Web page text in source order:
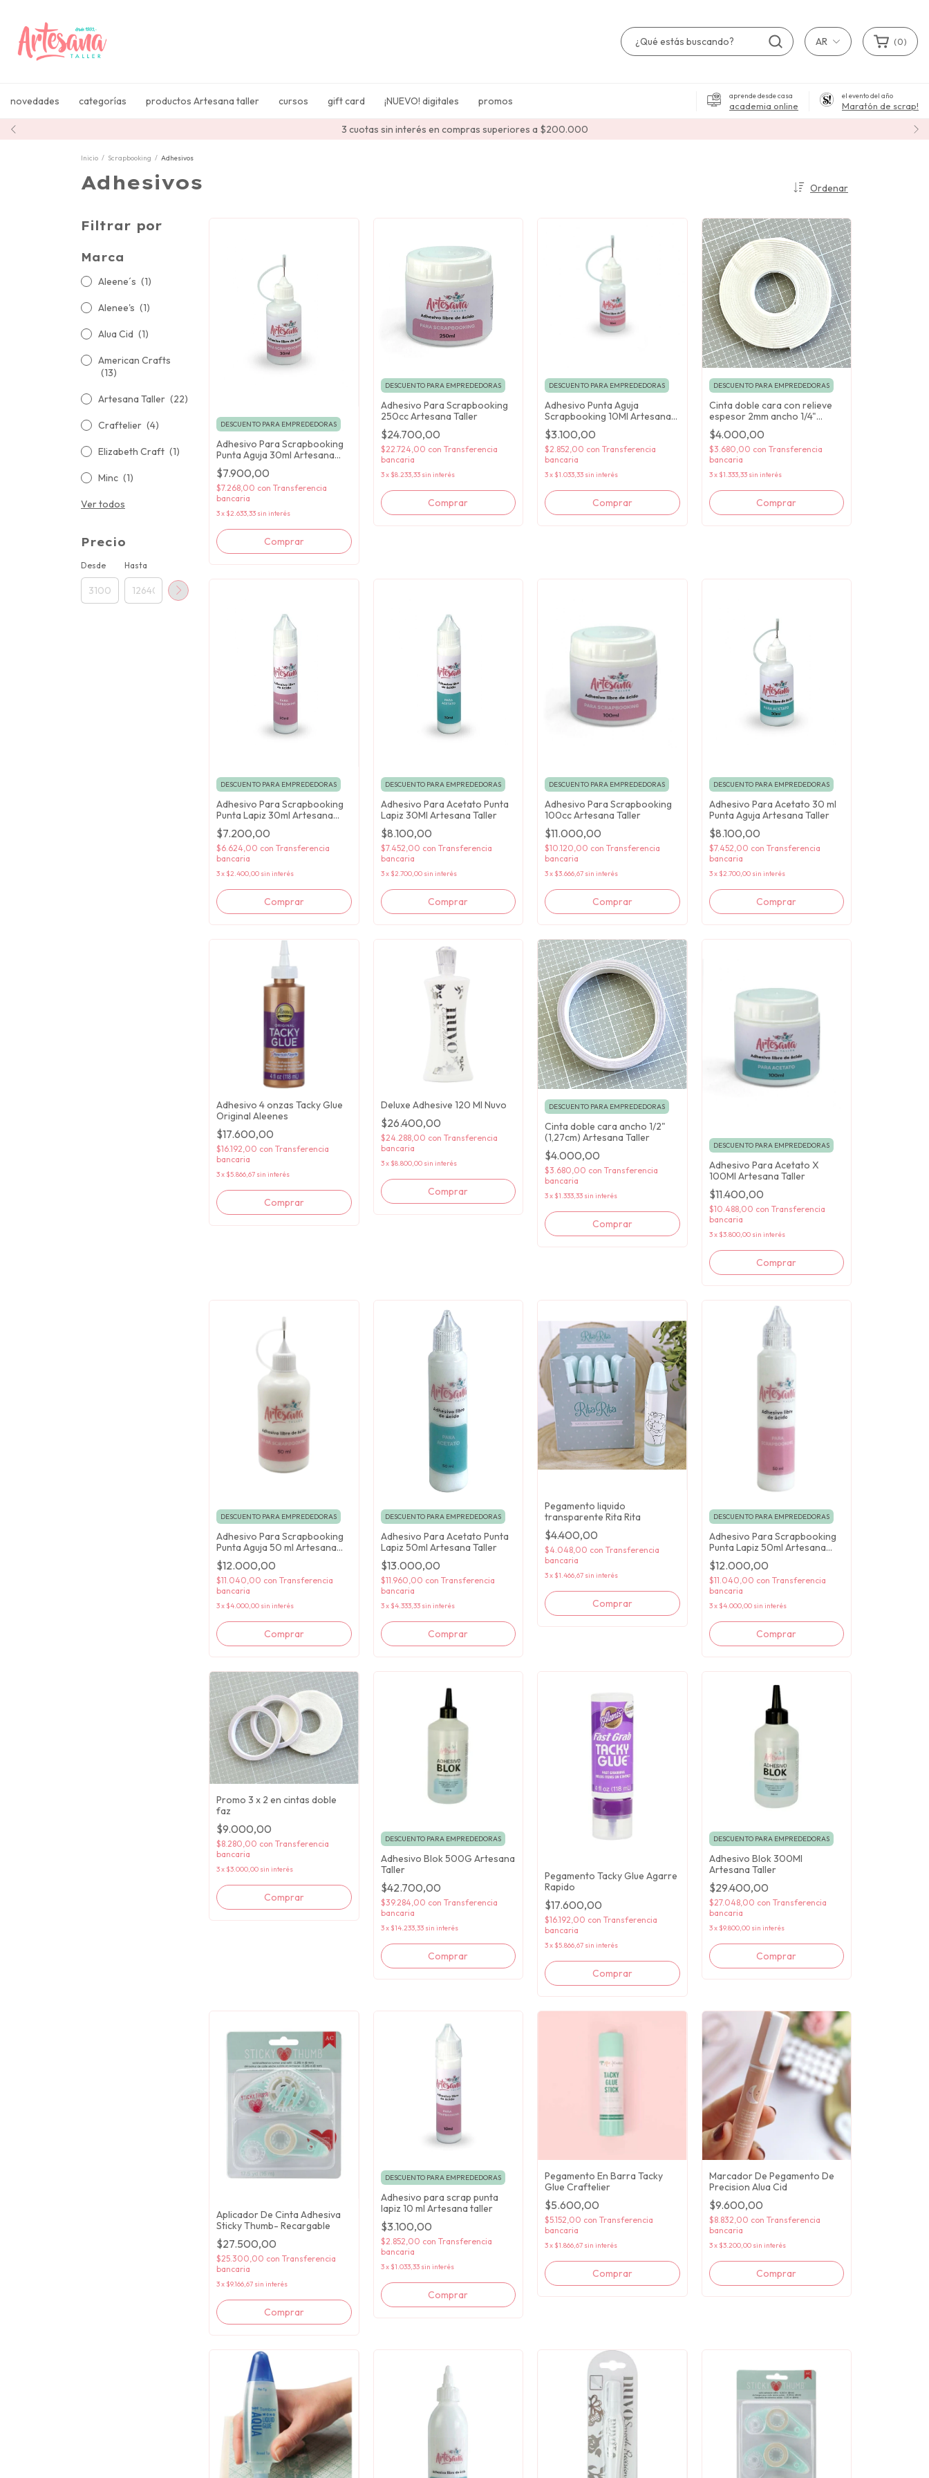
3 cuotas sin interés en compras superiores a $200.000
AR (0)
novedades categorías productos Artesana taller cursos gift card ¡NUEVO! digitales promos aprende desde casa
academia online
el evento del año
Maratón de scrap!
Inicio / Scrapbooking / Adhesivos
Adhesivos Ordenar
Filtrar por
Marca
Aleene´s (1)
Alenee's (1)
Alua Cid (1)
American Crafts
(13)
Artesana Taller (22)
Craftelier (4)
Elizabeth Craft (1)
Minc (1)
Ver todos
Precio
Desde Hasta
DESCUENTO PARA EMPREDEDORAS
Adhesivo Para Scrapbooking
Punta Aguja 30ml Artesana
Taller
$7.900,00
$7.268,00 con Transferencia
bancaria
3x $2.633,33 sin interés
DESCUENTO PARA EMPREDEDORAS
Adhesivo Para Scrapbooking
250cc Artesana Taller
$24.700,00
$22.724,00 con Transferencia
bancaria
3x $8.233,33 sin interés
DESCUENTO PARA EMPREDEDORAS
Adhesivo Punta Aguja
Scrapbooking 10Ml Artesana
Taller
$3.100,00
$2.852,00 con Transferencia
bancaria
3x $1.033,33 sin interés
DESCUENTO PARA EMPREDEDORAS
Cinta doble cara con relieve
espesor 2mm ancho 1/4"
(6,3mm) Artesana Taller
$4.000,00
$3.680,00 con Transferencia
bancaria
3x $1.333,33 sin interés
DESCUENTO PARA EMPREDEDORAS
Adhesivo Para Scrapbooking
Punta Lapiz 30ml Artesana
Taller
$7.200,00
$6.624,00 con Transferencia
bancaria
3x $2.400,00 sin interés
DESCUENTO PARA EMPREDEDORAS
Adhesivo Para Acetato Punta
Lapiz 30Ml Artesana Taller
$8.100,00
$7.452,00 con Transferencia
bancaria
3x $2.700,00 sin interés
DESCUENTO PARA EMPREDEDORAS
Adhesivo Para Scrapbooking
100cc Artesana Taller
$11.000,00
$10.120,00 con Transferencia
bancaria
3x $3.666,67 sin interés
DESCUENTO PARA EMPREDEDORAS
Adhesivo Para Acetato 30 ml
Punta Aguja Artesana Taller
$8.100,00
$7.452,00 con Transferencia
bancaria
3x $2.700,00 sin interés
Adhesivo 4 onzas Tacky Glue
Original Aleenes
$17.600,00
$16.192,00 con Transferencia
bancaria
3x $5.866,67 sin interés
Deluxe Adhesive 120 Ml Nuvo
$26.400,00
$24.288,00 con Transferencia
bancaria
3x $8.800,00 sin interés
DESCUENTO PARA EMPREDEDORAS
Cinta doble cara ancho 1/2"
(1,27cm) Artesana Taller
$4.000,00
$3.680,00 con Transferencia
bancaria
3x $1.333,33 sin interés
DESCUENTO PARA EMPREDEDORAS
Adhesivo Para Acetato X
100Ml Artesana Taller
$11.400,00
$10.488,00 con Transferencia
bancaria
3x $3.800,00 sin interés
DESCUENTO PARA EMPREDEDORAS
Adhesivo Para Scrapbooking
Punta Aguja 50 ml Artesana
Taller
$12.000,00
$11.040,00 con Transferencia
bancaria
3x $4.000,00 sin interés
DESCUENTO PARA EMPREDEDORAS
Adhesivo Para Acetato Punta
Lapiz 50ml Artesana Taller
$13.000,00
$11.960,00 con Transferencia
bancaria
3x $4.333,33 sin interés
Pegamento liquido
transparente Rita Rita
$4.400,00
$4.048,00 con Transferencia
bancaria
3x $1.466,67 sin interés
DESCUENTO PARA EMPREDEDORAS
Adhesivo Para Scrapbooking
Punta Lapiz 50ml Artesana
Taller
$12.000,00
$11.040,00 con Transferencia
bancaria
3x $4.000,00 sin interés
Promo 3 x 2 en cintas doble
faz
$9.000,00
$8.280,00 con Transferencia
bancaria
3x $3.000,00 sin interés
DESCUENTO PARA EMPREDEDORAS
Adhesivo Blok 500G Artesana
Taller
$42.700,00
$39.284,00 con Transferencia
bancaria
3x $14.233,33 sin interés
Pegamento Tacky Glue Agarre
Rapido
$17.600,00
$16.192,00 con Transferencia
bancaria
3x $5.866,67 sin interés
DESCUENTO PARA EMPREDEDORAS
Adhesivo Blok 300Ml
Artesana Taller
$29.400,00
$27.048,00 con Transferencia
bancaria
3x $9.800,00 sin interés
Aplicador De Cinta Adhesiva
Sticky Thumb- Recargable
$27.500,00
$25.300,00 con Transferencia
bancaria
3x $9.166,67 sin interés
DESCUENTO PARA EMPREDEDORAS
Adhesivo para scrap punta
lapiz 10 ml Artesana taller
$3.100,00
$2.852,00 con Transferencia
bancaria
3x $1.033,33 sin interés
Pegamento En Barra Tacky
Glue Craftelier
$5.600,00
$5.152,00 con Transferencia
bancaria
3x $1.866,67 sin interés
Marcador De Pegamento De
Precision Alua Cid
$9.600,00
$8.832,00 con Transferencia
bancaria
3x $3.200,00 sin interés